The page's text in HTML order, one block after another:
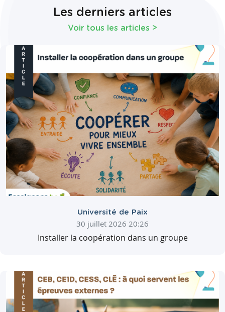
Les derniers articles
Voir tous les articles >
Université de Paix
30 juillet 2026 20:26
Installer la coopération dans un groupe